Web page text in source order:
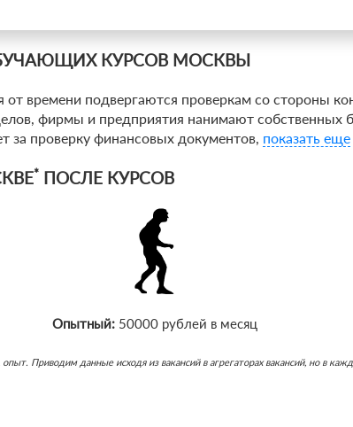
КУРСОВ МОСКВЫ
времени подвергаются проверкам со стороны
фирмы и предприятия нанимают собственных
за проверку финансовых документов, показать еще
* ПОСЛЕ КУРСОВ
Опытный:50000 рублей в месяц
Приводим данные исходя из вакансий в агрегаторах вакансий, но в